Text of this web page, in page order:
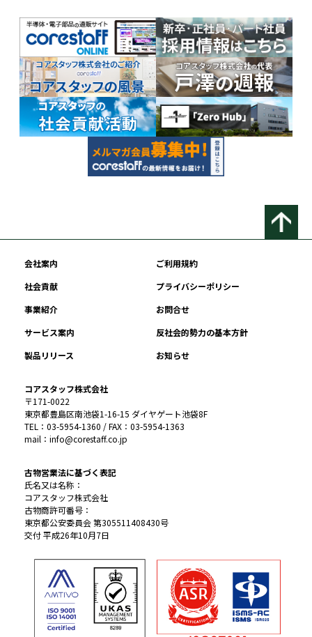
会社案内
ご利用規約
社会貢献
プライバシーポリシー
事業紹介
お問合せ
サービス案内
反社会的勢力の基本方針
製品リリース
お知らせ
コアスタッフ株式会社
〒171-0022
東京都豊島区南池袋1-16-15 ダイヤゲート池袋8F
TEL：03-5954-1360 / FAX：03-5954-1363
mail：info@corestaff.co.jp
古物営業法に基づく表記
氏名又は名称：
コアスタッフ株式会社
古物商許可番号：
東京都公安委員会 第305511408430号
交付 平成26年10月7日